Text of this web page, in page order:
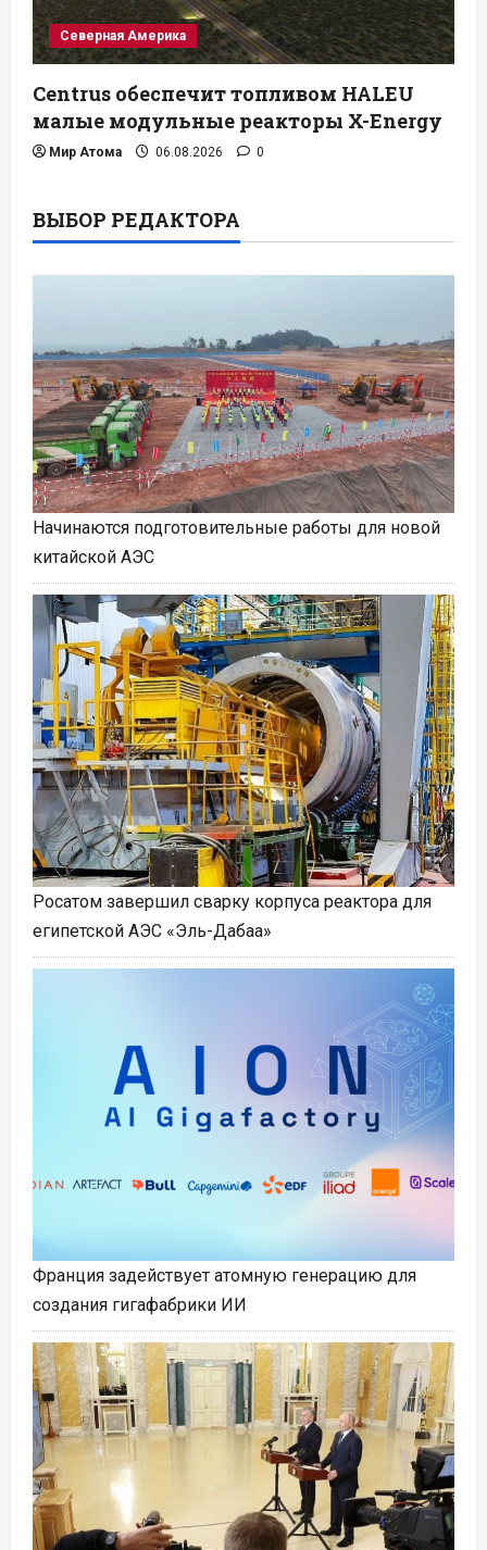
Северная Америка
Centrus обеспечит топливом HALEU
малые модульные реакторы X-Energy
Мир Атома 06.08.2026 0
ВЫБОР РЕДАКТОРА
Начинаются подготовительные работы для новой
китайской АЭС
Росатом завершил сварку корпуса реактора для
египетской АЭС «Эль-Дабаа»
Франция задействует атомную генерацию для
создания гигафабрики ИИ